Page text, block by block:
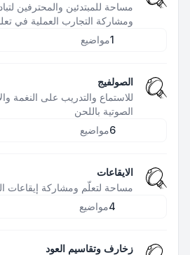
مساحة للمبتدئين والمحترفين
ومشاركة التجارب العملية في
1مواضيع
الصولفيج
للاستماع والتدريب على النغمة
الصوتية باللحن
6مواضيع
الايقاعات
مساحة لتعلّم ومشاركة إيقاعات
4مواضيع
زخارف وتقاسيم العود